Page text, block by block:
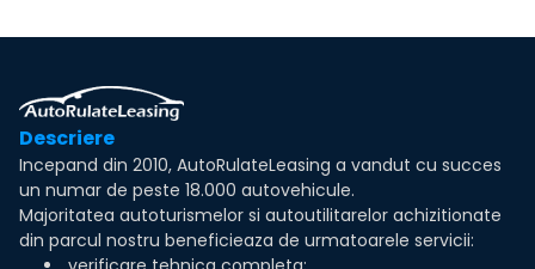
Descriere
Incepand din 2010, AutoRulateLeasing a vandut cu succes
un numar de peste 18.000 autovehicule.
Majoritatea autoturismelor si autoutilitarelor achizitionate
din parcul nostru beneficieaza de urmatoarele servicii: